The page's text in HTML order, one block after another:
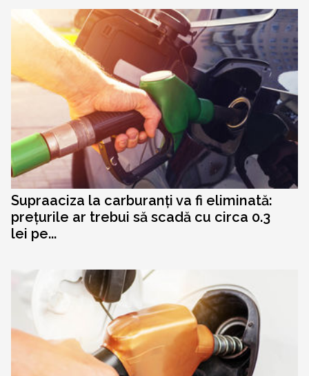
Supraaciza la carburanți va fi eliminată:
prețurile ar trebui să scadă cu circa 0.3
lei pe...